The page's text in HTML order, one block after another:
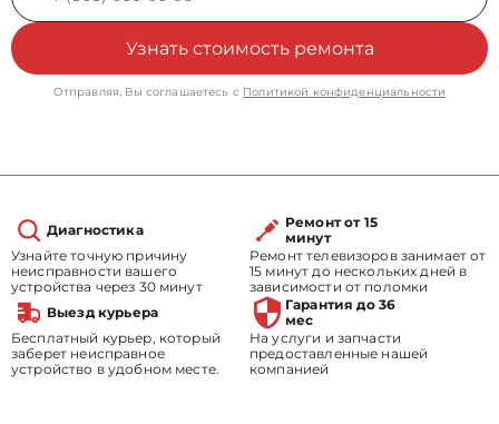
Узнать стоимость ремонта
Отправляя, Вы соглашаетесь с Политикой конфиденциальности
Диагностика
Узнайте точную причину
неисправности вашего
устройства через 30 минут
Ремонт от 15
минут
Ремонт телевизоров занимает от
15 минут до нескольких дней в
зависимости от поломки
Выезд курьера
Бесплатный курьер, который
заберет неисправное
устройство в удобном месте.
Гарантия до 36
мес
На услуги и запчасти
предоставленные нашей
компанией